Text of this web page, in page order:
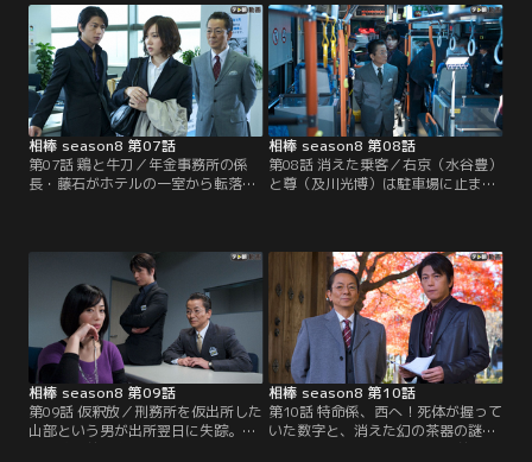
る前日。しかもDVDに映っていたの
は東京から60キロも離れた間宮村の
駅。疑問を感じた右京（水谷豊）は
尊（及川光博）とともに国土建設省
へ。
行説が浮上する。尊（及川光博）は
「プロの犯罪者による犯行」という
が、右京（水谷豊）は防犯ビデオか
ら犯人がプロにあるまじきミスを犯
していることを指摘。
相棒 season8 第07話
第07話 鶏と牛刀／年金事務所の係
長・藤石がホテルの一室から転落死
日、年金事務所の職員に「人殺
し！」と詰め寄っていた藤石の婚約
者・亜由美（久遠さやか）による
と、藤石は亡くなる直前まで亜由美
と一緒におり、不正を告発する、会
社も辞めると言っていたらしい。
相棒 season8 第08話
第08話 消えた乗客／右京（水谷豊）
と尊（及川光博）は駐車場に止まっ
やがて運転手、乗客の命と引き換え
に1億円を要求する脅迫状がバス会
社に届く。難を逃れた乗客の一人、
恵（中川安奈）によると、犯人は客
を装っていた上条（平野貴大）とい
う男で…。
相棒 season8 第09話
第09話 仮釈放／刑務所を仮出所した
山部という男が出所翌日に失踪。山
部は数年前に覚せい剤を所持し、一
相棒 season8 第10話
第10話 特命係、西へ！死体が握って
いた数字と、消えた幻の茶器の謎…
東京-京都・連続殺人と420年前の千